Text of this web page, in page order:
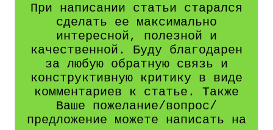
При написании статьи старался
сделать ее максимально
интересной, полезной и
качественной. Буду благодарен
за любую обратную связь и
конструктивную критику в виде
комментариев к статье. Также
Ваше пожелание/вопрос/
предложение можете написать на